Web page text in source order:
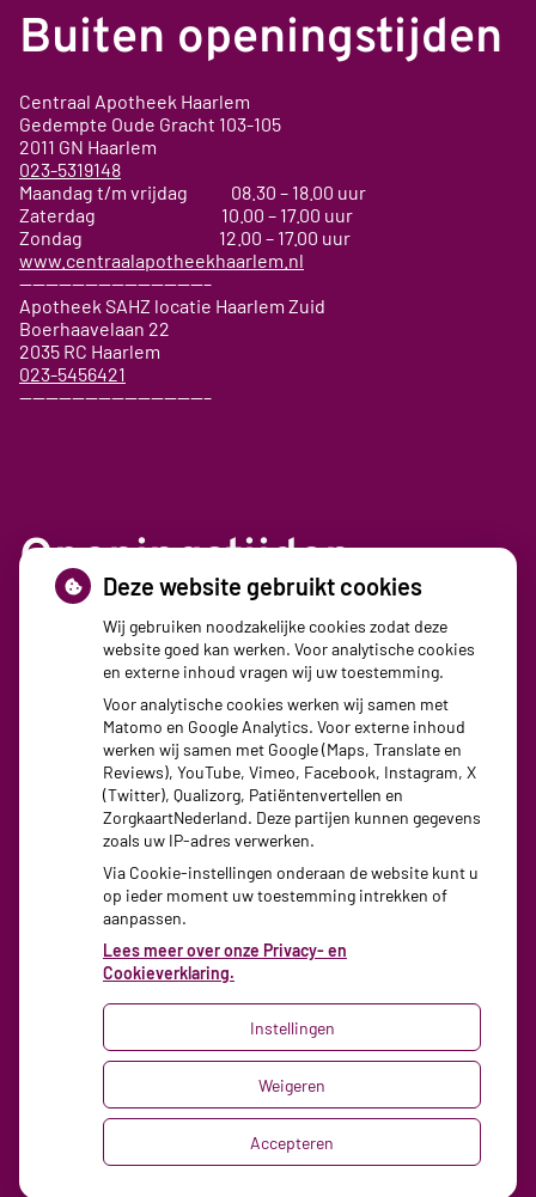
Buiten openingstijden
Centraal Apotheek Haarlem
Gedempte Oude Gracht 103-105
2011 GN Haarlem
023-5319148
Maandag t/m vrijdag 08.30 – 18.00 uur
Zaterdag 10.00 – 17.00 uur
Zondag 12.00 – 17.00 uur
www.centraalapotheekhaarlem.nl
——————————————–
Apotheek SAHZ locatie Haarlem Zuid
Boerhaavelaan 22
2035 RC Haarlem
023-5456421
——————————————–
Openingstijden
08:30 - 17:30
08:30 - 17:30
Woensdag:
08:30 - 17:30
Donderdag:
08:30 - 17:30
08:30 - 17:30
Uw Zorg Online|Beheer
Privacy verklaring Cookie-instellingen
Voorwaarden
Deze website gebruikt cookies
Wij gebruiken noodzakelijke cookies zodat deze
website goed kan werken. Voor analytische cookies
en externe inhoud vragen wij uw toestemming.
Voor analytische cookies werken wij samen met
Matomo en Google Analytics. Voor externe inhoud
werken wij samen met Google (Maps, Translate en
Reviews), YouTube, Vimeo, Facebook, Instagram, X
(Twitter), Qualizorg, Patiëntenvertellen en
ZorgkaartNederland. Deze partijen kunnen gegevens
zoals uw IP-adres verwerken.
Via Cookie-instellingen onderaan de website kunt u
op ieder moment uw toestemming intrekken of
aanpassen.
Lees meer over onze Privacy- en
Cookieverklaring.
Instellingen
Weigeren
Accepteren